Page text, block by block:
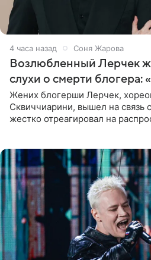
4 часа назад Соня Жарова
Возлюбленный Лерчек
слухи о смерти блогера:
Жених блогерши Лерчек,
Сквиччиарини, вышел на связь
жестко отреагировал на